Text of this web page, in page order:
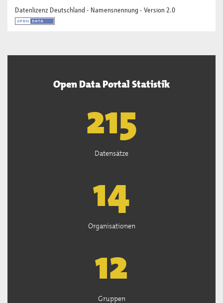
Datenlizenz Deutschland - Namensnennung - Version 2.0
Open Data Portal Statistik
218
Datensätze
14
Organisationen
13
Gruppen